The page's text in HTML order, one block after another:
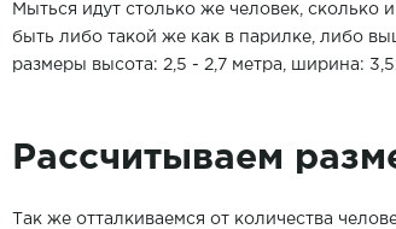
Мыться идут столько же человек,
быть либо такой же как в парилке, либо
размеры высота: 2,5 - 2,7 метра, ширина:
Рассчитываем
Так же отталкиваемся от количества